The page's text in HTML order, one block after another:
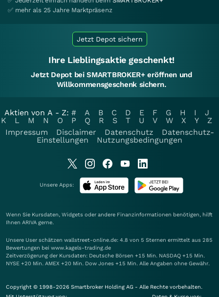
✅ mehr als 25 Jahre Marktpräsenz
Jetzt Depot sichern
Ihre Lieblingsaktie geschenkt!
Jetzt Depot bei SMARTBROKER+ eröffnen und
Willkommensgeschenk sichern.
Aktien von A - Z: # A B C D E F G H I
J
K
L M N O P Q R S T U V W X Y
Z
Impressum
Disclaimer Datenschutz
Datenschutz-
Einstellungen
Nutzungsbedingungen
Unsere Apps:
Wenn Sie Kursdaten, Widgets oder andere Finanzinformationen benötigen, hilft
Ihnen ARIVA gerne.
Unsere User schätzen wallstreet-online.de: 4.8 von 5 Sternen ermittelt aus 285
Bewertungen bei www.kagels-trading.de
Zeitverzögerung der Kursdaten: Deutsche Börsen +15 Min. NASDAQ +15 Min.
NYSE +20 Min. AMEX +20 Min. Dow Jones +15 Min. Alle Angaben ohne Gewähr.
Copyright © 1998-2026 Smartbroker Holding AG - Alle Rechte vorbehalten.